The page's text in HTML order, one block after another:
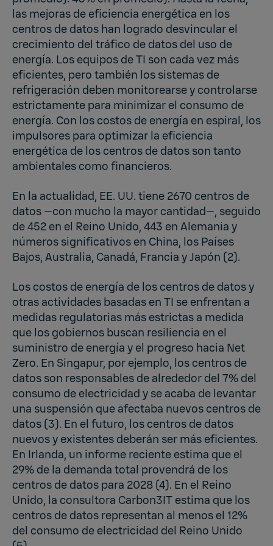
las mejoras de eficiencia energética en los
centros de datos han logrado desvincular el
crecimiento del tráfico de datos del uso de
energía. Los equipos de TI son cada vez más
eficientes, pero también los sistemas de
refrigeración deben monitorearse y controlarse
estrictamente para minimizar el consumo de
energía. Con los costos de energía en espiral, los
impulsores para optimizar la eficiencia
energética de los centros de datos son tanto
ambientales como financieros.
En la actualidad, EE. UU. tiene 2670 centros de
datos —con mucho la mayor cantidad—, seguido
de 452 en el Reino Unido, 443 en Alemania y
números significativos en China, los Países
Bajos, Australia, Canadá, Francia y Japón (2).
Los costos de energía de los centros de datos y
otras actividades basadas en TI se enfrentan a
medidas regulatorias más estrictas a medida
que los gobiernos buscan resiliencia en el
suministro de energía y el progreso hacia Net
Zero. En Singapur, por ejemplo, los centros de
datos son responsables de alrededor del 7% del
consumo de electricidad y se acaba de levantar
una suspensión que afectaba nuevos centros de
datos (3). En el futuro, los centros de datos
nuevos y existentes deberán ser más eficientes.
En Irlanda, un informe reciente estima que el
29% de la demanda total provendrá de los
centros de datos para 2028 (4). En el Reino
Unido, la consultora Carbon3IT estima que los
centros de datos representan al menos el 12%
del consumo de electricidad del Reino Unido